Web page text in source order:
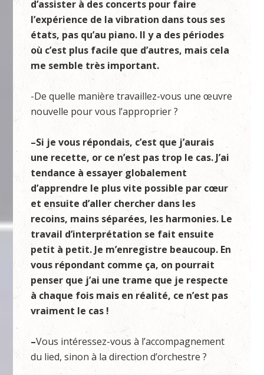
d’assister à des concerts pour faire
l’expérience de la vibration dans tous ses
états, pas qu’au piano. Il y a des périodes
où c’est plus facile que d’autres, mais cela
me semble très important.
-De quelle manière travaillez-vous une œuvre
nouvelle pour vous l’approprier ?
–Si je vous répondais, c’est que j’aurais
une recette, or ce n’est pas trop le cas. J’ai
tendance à essayer globalement
d’apprendre le plus vite possible par cœur
et ensuite d’aller chercher dans les
recoins, mains séparées, les harmonies. Le
travail d’interprétation se fait ensuite
petit à petit. Je m’enregistre beaucoup. En
vous répondant comme ça, on pourrait
penser que j’ai une trame que je respecte
à chaque fois mais en réalité, ce n’est pas
vraiment le cas !
–Vous intéressez-vous à l’accompagnement
du lied, sinon à la direction d’orchestre ?